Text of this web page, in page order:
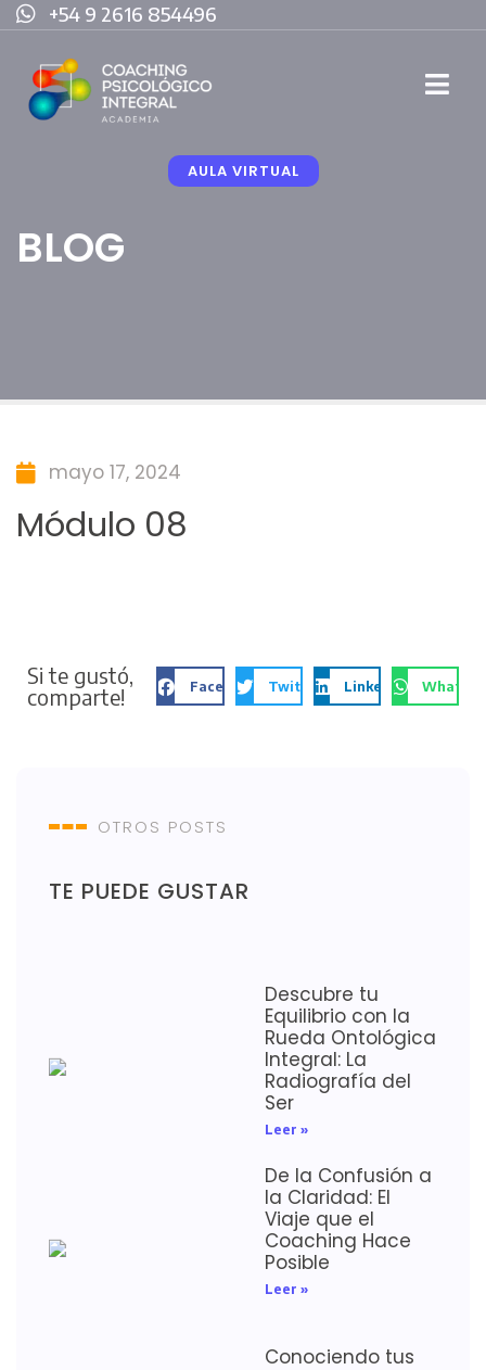
+54 9 2616 854496
AULA VIRTUAL
BLOG
mayo 17, 2024
Módulo 08
Si te gustó,
comparte!
Facebook Twitter LinkedIn
OTROS POSTS
TE PUEDE GUSTAR
Descubre tu
Equilibrio con la
Rueda Ontológica
Integral: La
Radiografía del
Ser
Leer »
De la Confusión a
la Claridad: El
Viaje que el
Coaching Hace
Posible
Leer »
Conociendo tus